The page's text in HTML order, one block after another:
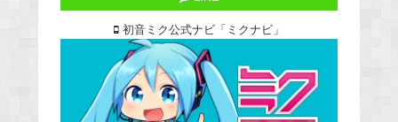
初音ミク公式ナビ「ミクナビ」